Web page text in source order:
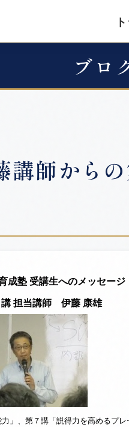
ブロ
師から
成塾 受講生へのメッセージ
担当講師 伊藤 康雄
、第７講「説得力を高めるプレ